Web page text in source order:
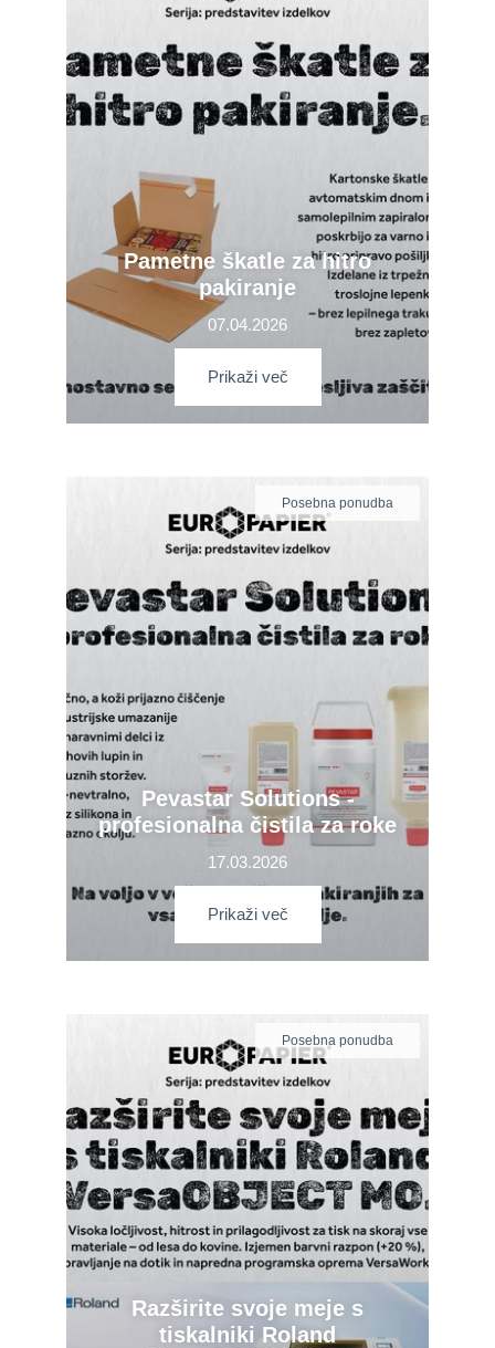
Pametne škatle za hitro
pakiranje
07.04.2026
Prikaži več
Posebna ponudba
Pevastar Solutions -
profesionalna čistila za roke
17.03.2026
Prikaži več
Posebna ponudba
Razširite svoje meje s
tiskalniki Roland